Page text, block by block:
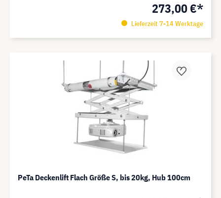
273,00 €*
Lieferzeit 7-14 Werktage
PeTa Deckenlift Flach Größe S, bis 20kg, Hub 100cm